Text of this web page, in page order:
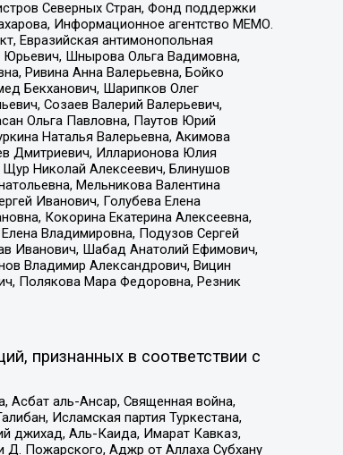
Северных Стран, Фонд поддержки
Информационное агентство МЕМО.
Евразийская антимонопольная
Юрьевич, Шнырова Ольга Вадимовна,
Ривина Анна Валерьевна, Бойко
Бекханович, Шарипков Олег
Созаев Валерий Валерьевич,
Ольга Павловна, Паутов Юрий
Наталья Валерьевна, Акимова
Дмитриевич, Илларионова Юлия
Щур Николай Алексеевич, Блинушов
Мельникова Валентина
Иванович, Голубева Елена
Кокорина Екатерина Алексеевна,
Владимировна, Подузов Сергей
Иванович, Шабад Анатолий Ефимович,
Владимир Александрович, Вицин
Полякова Мара Федоровна, Резник
признанных в соответствии с
аль-Ансар, Священная война,
Исламская партия Туркестана,
джихад, Аль-Каида, Имарат Кавказ,
Пожарского, Аджр от Аллаха Субхану